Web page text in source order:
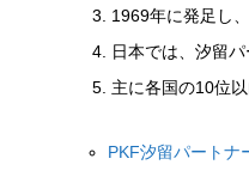
1969年に発足し
日本では、汐留
主に各国の10位
PKF汐留パートナ